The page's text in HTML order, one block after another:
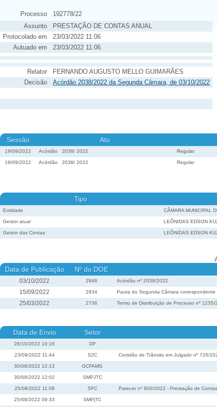
Processo
192778/22
Assunto
PRESTAÇÃO DE CONTAS ANUAL
Protocolado em
23/03/2022 11:06
Autuado em
23/03/2022 11:06
Relator
FERNANDO AUGUSTO MELLO GUIMARÃES
Decisão
Acórdão 2038/2022 da Segunda Câmara, de 03/10/2022
Sessão Ato
19/09/2022 Acórdão 2038/ 2022 Regular
19/09/2022 Acórdão 2038/ 2022 Regular
Tipo
Entidade CÂMARA MUNICIPAL
Gestor atual LEÔNIDAS EDSON
Gestor das Contas LEÔNIDAS EDSON
Data de Publicação Nº do DOE
03/10/2022 2846 Acórdão nº 2038/2022
15/09/2022 2834 Pauta do Segunda Câmara
25/03/2022 2736 Termo de Distribuição de Processo nº 1235/
Data de Envio Setor
28/10/2022 10:16 DP
23/09/2022 11:44 S2C Certidão de Trânsito em Julgado nº 726/
30/08/2022 12:13 GCFAMG
30/08/2022 12:02 SMPJTC
25/08/2022 11:08 5PC Parecer nº 800/2022 - Prestação de
25/08/2022 09:33 SMPjTC